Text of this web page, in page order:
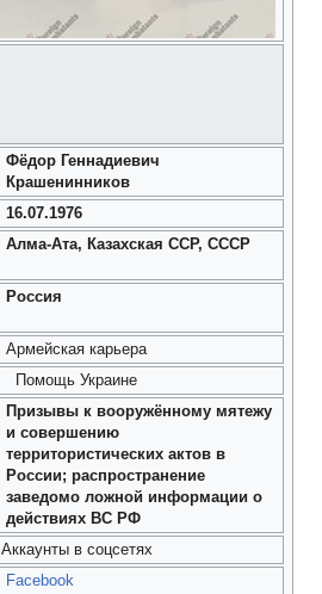
Фёдор Геннадиевич
Крашенинников
16.07.1976
Алма-Ата, Казахская ССР, СССР
Россия
Армейская карьера
Помощь Украине
Призывы к вооружённому мятежу
и совершению
территористических актов в
России; распространение
заведомо ложной информации о
действиях ВС РФ
Аккаунты в соцсетях
Facebook